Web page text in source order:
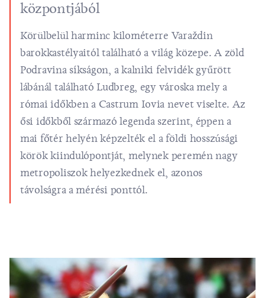
központjából
Körülbelül harminc kilométerre Varaždin
barokkastélyaitól található a világ közepe. A zöld
Podravina síkságon, a kalniki felvidék gyűrött
lábánál található Ludbreg, egy városka mely a
római időkben a Castrum Iovia nevet viselte. Az
ősi időkből származó legenda szerint, éppen a
mai főtér helyén képzelték el a földi hosszúsági
körök kiindulópontját, melynek peremén nagy
metropoliszok helyezkednek el, azonos
távolságra a mérési ponttól.